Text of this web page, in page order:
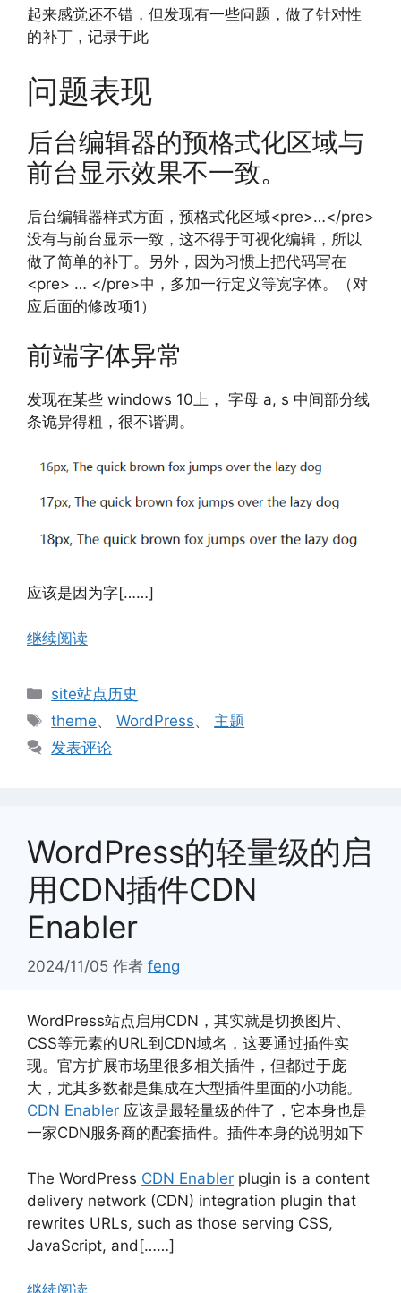
起来感觉还不错，但发现有一些问题，做了针对性
的补丁，记录于此
问题表现
后台编辑器的预格式化区域与
前台显示效果不一致。
后台编辑器样式方面，预格式化区域<pre>…</pre>
没有与前台显示一致，这不得于可视化编辑，所以
做了简单的补丁。另外，因为习惯上把代码写在
<pre> … </pre>中，多加一行定义等宽字体。（对
应后面的修改项1）
前端字体异常
发现在某些 windows 10上， 字母 a, s 中间部分线
条诡异得粗，很不谐调。
应该是因为字[……]
继续阅读
分
类
site站点历史
标
签
theme、WordPress、 主题
发表评论
WordPress的轻量级的启
用CDN插件CDN
Enabler
2024/11/05 作者 feng
WordPress站点启用CDN，其实就是切换图片、
CSS等元素的URL到CDN域名，这要通过插件实
现。官方扩展市场里很多相关插件，但都过于庞
大，尤其多数都是集成在大型插件里面的小功能。
CDN Enabler 应该是最轻量级的件了，它本身也是
一家CDN服务商的配套插件。插件本身的说明如下
The WordPress CDN Enabler plugin is a content
delivery network (CDN) integration plugin that
rewrites URLs, such as those serving CSS,
JavaScript, and[……]